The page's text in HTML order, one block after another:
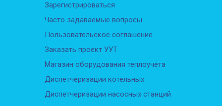
Зарегистрироваться
Часто задаваемые вопросы
Пользовательское соглашение
Заказать проект УУТ
Магазин оборудования теплоучета
Диспетчеризации котельных
Диспетчеризации насосных станций